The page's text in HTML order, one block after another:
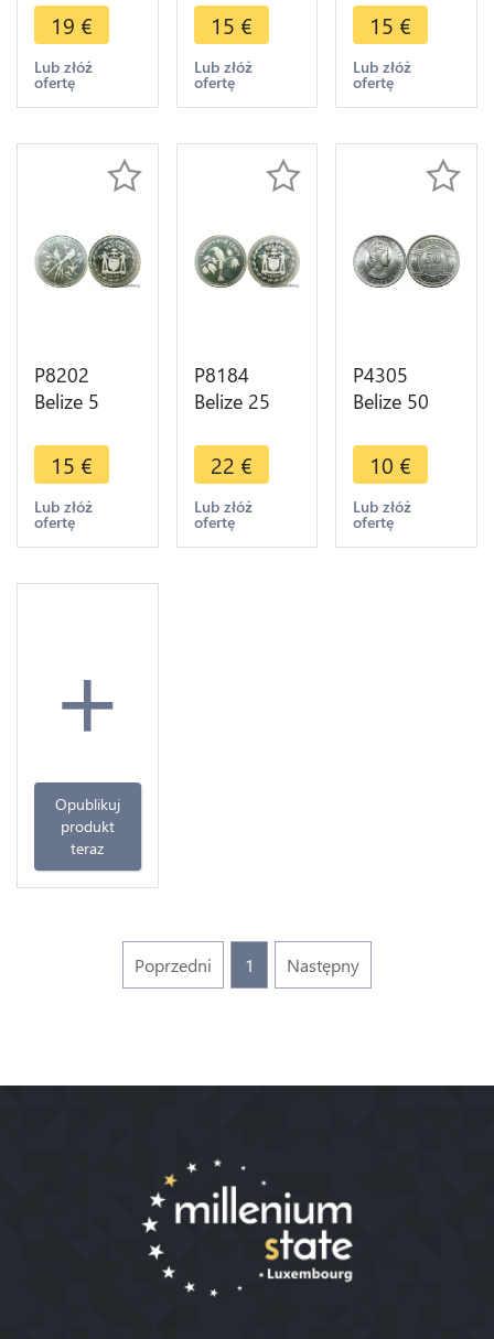
Frigate
Birds
Elizabeth II
1974 Silver
>M offer
19 €
Lub złóż
ofertę
Swallow-
tailed kites
Elizabeth II
1974 Silver
>M offer
15 €
Lub złóż
ofertę
tailed
Hermit
Elizabeth II
1974 Silver
>M offer
15 €
Lub złóż
ofertę
P8202
Belize 5
tailed
Flycatchers
Elizabeth II
1974 Silver
>M offer
15 €
Lub złóż
ofertę
P8184
Belize 25
crowned
Motmot
1974 Silver
PROOF ->
22 €
Lub złóż
ofertę
P4305
Belize 50
Elizabeth II
1974 UNC -
> Make
offer
10 €
Lub złóż
ofertę
+
Opublikuj
produkt
teraz
Poprzedni 1 Następny